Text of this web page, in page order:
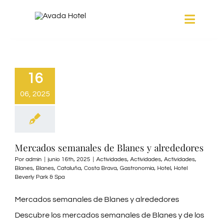
Toggle
BLANES
CONTACTO
16
06, 2025
Mercados semanales de Blanes y alrededores
Por admin junio 16th, 2025 Actividades, Actividades, Actividades,
Blanes, Blanes, Cataluña, Costa Brava, Gastronomía, Hotel, Hotel
Beverly Park & Spa
Mercados semanales de Blanes y alrededores
Descubre los mercados semanales de Blanes y de los